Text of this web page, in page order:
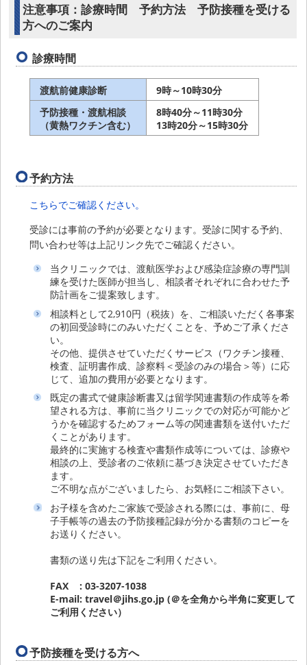
注意事項：診療時間 予約方法 予防接種を受ける
方へのご案内
診療時間
渡航前健康診断
9時～10時30分
予防接種・渡航相談
（黄熱ワクチン含む）
8時40分～11時30分
13時20分～15時30分
予約方法
こちらでご確認ください。
受診には事前の予約が必要となります。受診に関する予約、
問い合わせ等は上記リンク先でご確認ください。
当クリニックでは、渡航医学および感染症診療の専門訓
練を受けた医師が担当し、相談者それぞれに合わせた予
防計画をご提案致します。
相談料として2,910円（税抜）を、ご相談いただく各事案
の初回受診時にのみいただくことを、予めご了承くださ
い。
その他、提供させていただくサービス（ワクチン接種、
検査、証明書作成、診察料＜受診のみの場合＞等）に応
じて、追加の費用が必要となります。
既定の書式で健康診断書又は留学関連書類の作成等を希
望される方は、事前に当クリニックでの対応が可能かど
うかを確認するためフォーム等の関連書類を送付いただ
くことがあります。
最終的に実施する検査や書類作成等については、診療や
相談の上、受診者のご依頼に基づき決定させていただき
ます。
ご不明な点がございましたら、お気軽にご相談下さい。
お子様を含めたご家族で受診される際には、事前に、母
子手帳等の過去の予防接種記録が分かる書類のコピーを
お送りください。
書類の送り先は下記をご利用ください。
FAX : 03-3207-1038
E-mail: travel＠jihs.go.jp (＠を全角から半角に変更して
ご利用ください）
予防接種を受ける方へ